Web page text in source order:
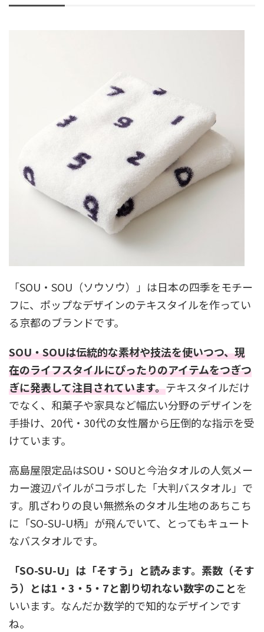
「SOU・SOU（ソウソウ）」は日本の四季をモチー
フに、ポップなデザインのテキスタイルを作ってい
る京都のブランドです。
SOU・SOUは伝統的な素材や技法を使いつつ、現
在のライフスタイルにぴったりのアイテムをつぎつ
ぎに発表して注目されています。テキスタイルだけ
でなく、和菓子や家具など幅広い分野のデザインを
手掛け、20代・30代の女性層から圧倒的な指示を受
けています。
高島屋限定品はSOU・SOUと今治タオルの人気メー
カー渡辺パイルがコラボした「大判バスタオル」で
す。肌ざわりの良い無撚糸のタオル生地のあちこち
に「SO-SU-U柄」が飛んでいて、とってもキュート
なバスタオルです。
「SO-SU-U」は「そすう」と読みます。素数（そす
う）とは1・3・5・7と割り切れない数字のことを
いいます。なんだか数学的で知的なデザインです
ね。